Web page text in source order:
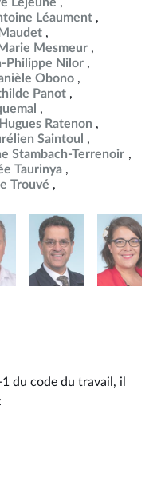
Léaument
Mesmeur
Philippe Nilor
Obono
Panot
Ratenon
Saintoul
Stambach-Terrenoir
Taurinya
Trouvé
du code du travail, il